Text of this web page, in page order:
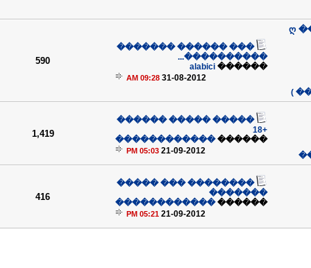
ღ
��� ������ �������
����������...
������
alabici
31-08-2012
09:28 AM
590
����� ����� ������
+18
������
������������
21-09-2012
05:03 PM
1,419
�������� ��� �����
�������
������
������������
21-09-2012
05:21 PM
416